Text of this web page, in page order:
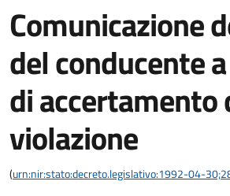
Comunicazione
del conducente
di accertamento
violazione
(urn:nir:stato:decreto.legislativo:1992-04-